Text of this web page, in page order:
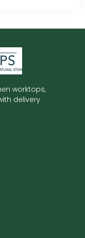
worktops,
delivery